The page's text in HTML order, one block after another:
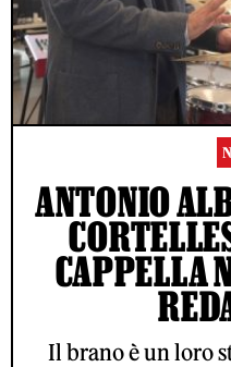
ANTONIO
CAPPELLA
Il brano è un loro